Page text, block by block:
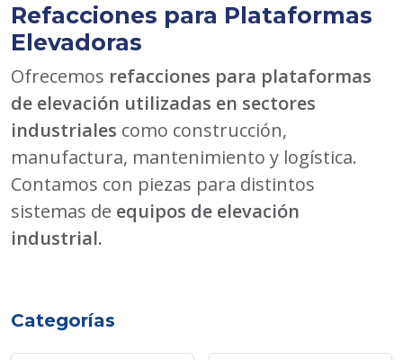
Refacciones para Plataformas
Elevadoras
Ofrecemos refacciones para plataformas
de elevación utilizadas en sectores
industriales como construcción,
manufactura, mantenimiento y logística.
Contamos con piezas para distintos
sistemas de equipos de elevación
industrial.
Categorías